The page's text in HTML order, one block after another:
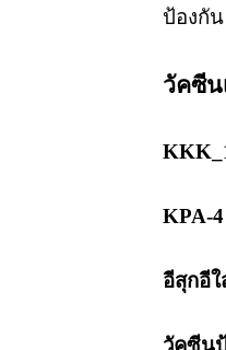
ป้องกัน
วัคซีน
KPA-4
อีสุกอีใ
วัคซีน